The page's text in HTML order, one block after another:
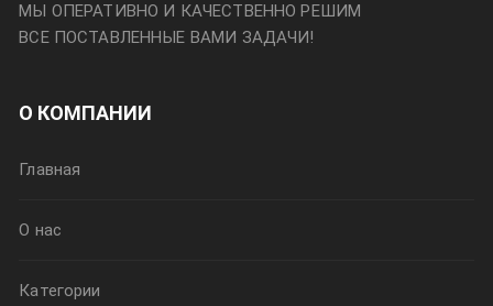
МЫ ОПЕРАТИВНО И КАЧЕСТВЕННО РЕШИМ
ВСЕ ПОСТАВЛЕННЫЕ ВАМИ ЗАДАЧИ!
О КОМПАНИИ
Главная
О нас
Категории